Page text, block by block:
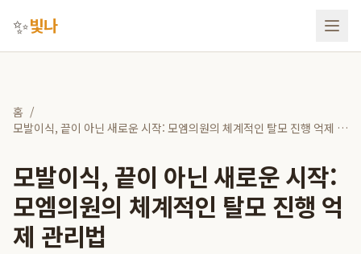
✨빛나
홈 /
모발이식, 끝이 아닌 새로운 시작: 모엠의원의 체계적인 탈모 진행 억제 관
모발이식, 끝이 아닌 새로운 시작:
모엠의원의 체계적인 탈모 진행 억
제 관리법